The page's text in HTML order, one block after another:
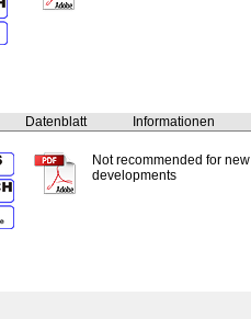
Datenblatt Informationen
Not recommended for new
developments